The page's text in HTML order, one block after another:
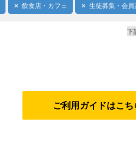
飲食店・カフェ 生徒募集・会
下
ご利用ガイドはこ